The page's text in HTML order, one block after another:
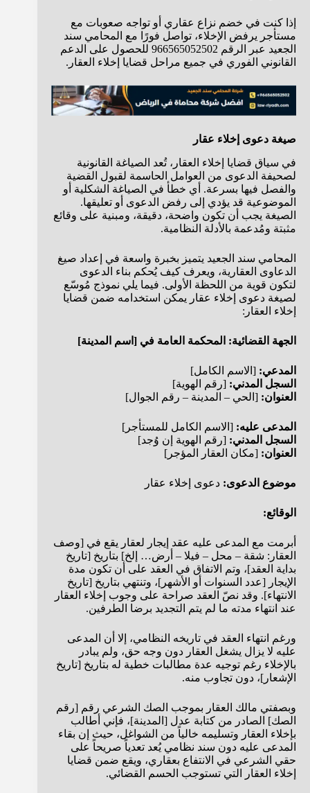
إذا كنت في خضم نزاع عقاري أو تواجه صعوبات مع
مستأجر يرفض الإخلاء، تواصل فورًا مع المحامي سند
الجعيد عبر الرقم 966565052502 للحصول على الدعم
القانوني الفوري في جميع مراحل قضايا إخلاء العقار.
صيغة دعوى إخلاء عقار
في سياق قضايا إخلاء العقار، تُعد الصياغة القانونية
لصحيفة الدعوى من العوامل الحاسمة لقبول القضية
والفصل فيها بسرعة. أي خطأ في الصياغة الشكلية أو
الموضوعية قد يؤدي إلى رفض الدعوى أو تعليقها.
الصيغة يجب أن تكون واضحة، دقيقة، ومبنية على وقائع
مثبتة ومُدعمة بالأدلة النظامية.
المحامي سند الجعيد يتميز بخبرة واسعة في إعداد صيغ
الدعاوى العقارية، ويعرف كيف يُحكم بناء الدعوى
لتكون قوية من اللحظة الأولى. فيما يلي نموذج مُوسّع
لصيغة دعوى إخلاء عقار يمكن استخدامه ضمن قضايا
إخلاء العقار:
الجهة القضائية: المحكمة العامة في [اسم المدينة]
المدعي: [الاسم الكامل]
السجل المدني: [رقم الهوية]
العنوان: [الحي – المدينة – رقم الجوال]
المدعى عليه: [الاسم الكامل للمستأجر]
السجل المدني: [رقم الهوية إن وُجد]
العنوان: [مكان العقار المؤجر]
موضوع الدعوى: دعوى إخلاء عقار
الوقائع:
أبرمت مع المدعى عليه عقد إيجار لعقار يقع في [وصف
العقار: شقة – محل – فيلا – أرض… إلخ] بتاريخ [تاريخ
بداية العقد]، وتم الاتفاق في العقد على أن تكون مدة
الإيجار [عدد السنوات أو الأشهر]، وتنتهي بتاريخ [تاريخ
الانتهاء]. وقد نصّ العقد صراحة على وجوب إخلاء العقار
عند انتهاء مدته ما لم يتم التجديد برضا الطرفين.
ورغم انتهاء العقد في تاريخه النظامي، إلا أن المدعى
عليه لا يزال يشغل العقار دون وجه حق، ولم يبادر
بالإخلاء رغم توجيه عدة مطالبات خطية له بتاريخ [تاريخ
الإشعار]، دون تجاوب منه.
وبصفتي مالك العقار بموجب الصك الشرعي رقم [رقم
الصك] الصادر من كتابة عدل [المدينة]، فإني أطالب
بإخلاء العقار وتسليمه خالياً من الشواغل، حيث إن بقاء
المدعى عليه دون سند نظامي يُعد تعدياً صريحاً على
حقي الشرعي في الانتفاع بعقاري، ويقع ضمن قضايا
إخلاء العقار التي تستوجب الحسم القضائي.